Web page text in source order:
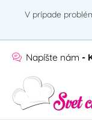
V prípade
Napíšte nám -